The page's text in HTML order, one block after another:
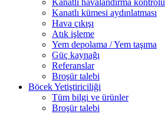
Kanatlı havalandırma kontrolü
Kanatlı kümesi aydınlatması
Hava çıkışı
Atık işleme
Yem depolama / Yem taşıma
Güç kaynağı
Referanslar
Broşür talebi
Böcek Yetiştiriciliği
Tüm bilgi ve ürünler
Broşür talebi